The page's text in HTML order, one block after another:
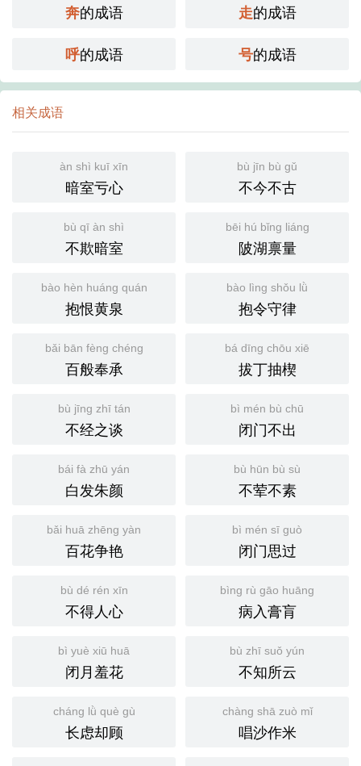
奔的成语 走的成语
呼的成语 号的成语
相关成语
àn shì kuī xīn
暗室亏心
bù jīn bù gǔ
不今不古
bù qī àn shì
不欺暗室
bēi hú bǐng liáng
陂湖禀量
bào hèn huáng quán
抱恨黄泉
bào lìng shǒu lǜ
抱令守律
bǎi bān fèng chéng
百般奉承
bá dīng chōu xiē
拔丁抽楔
bù jīng zhī tán
不经之谈
bì mén bù chū
闭门不出
bái fà zhū yán
白发朱颜
bù hūn bù sù
不荤不素
bǎi huā zhēng yàn
百花争艳
bì mén sī guò
闭门思过
bù dé rén xīn
不得人心
bìng rù gāo huāng
病入膏肓
bì yuè xiū huā
闭月羞花
bù zhī suǒ yún
不知所云
cháng lǜ què gù
长虑却顾
chàng shā zuò mǐ
唱沙作米